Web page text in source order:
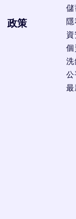
儲
政策
隱
個
洗
公
最